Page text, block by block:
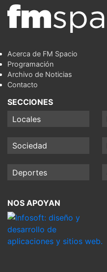
Acerca de FM Spacio
Programación
Archivo de Noticias
Contacto
SECCIONES
Locales
Sociedad
Deportes
NOS APOYAN